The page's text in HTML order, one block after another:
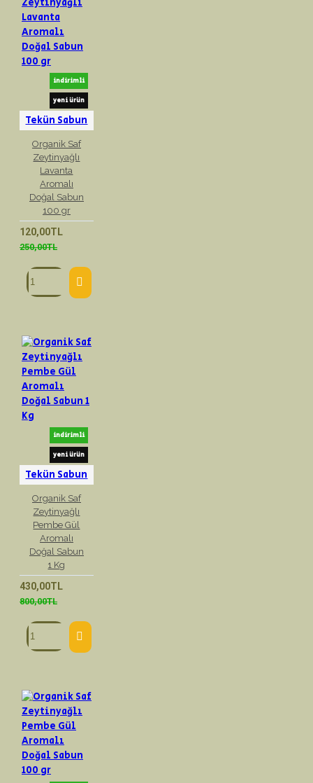
indirimli
yeni ürün
Tekün Sabun
Organik Saf
Zeytinyağlı
Lavanta
Aromalı
Doğal Sabun
100 gr
120,00TL
250,00TL
indirimli
yeni ürün
Tekün Sabun
Organik Saf
Zeytinyağlı
Pembe Gül
Aromalı
Doğal Sabun
1 Kg
430,00TL
800,00TL